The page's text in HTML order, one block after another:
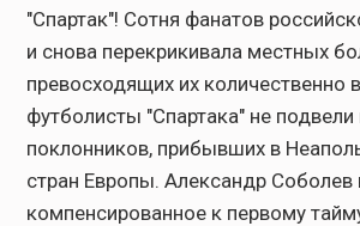
"Спартак"! Сотня фанатов
и снова перекрикивала местных
превосходящих их количественно
футболисты "Спартака" не
поклонников, прибывших в
стран Европы. Александр Соболев
компенсированное к первому